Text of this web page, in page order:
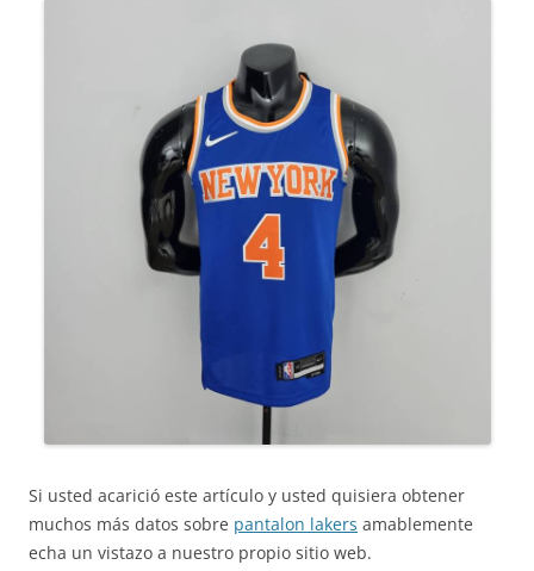
Si usted acarició este artículo y usted quisiera obtener
muchos más datos sobre pantalon lakers amablemente
echa un vistazo a nuestro propio sitio web.